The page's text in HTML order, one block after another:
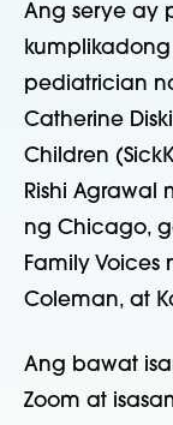
Ang serye ay
pediatrician
Catherine
Children
Rishi Agrawal
ng Chicago,
Family Voices
Coleman, at
Ang bawat
Zoom at